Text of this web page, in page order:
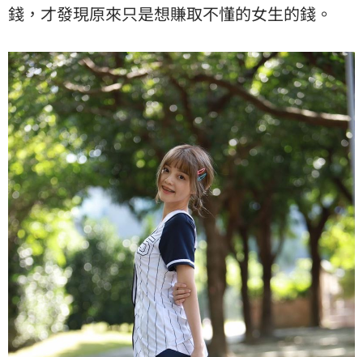
錢，才發現原來只是想賺取不懂的女生的錢。